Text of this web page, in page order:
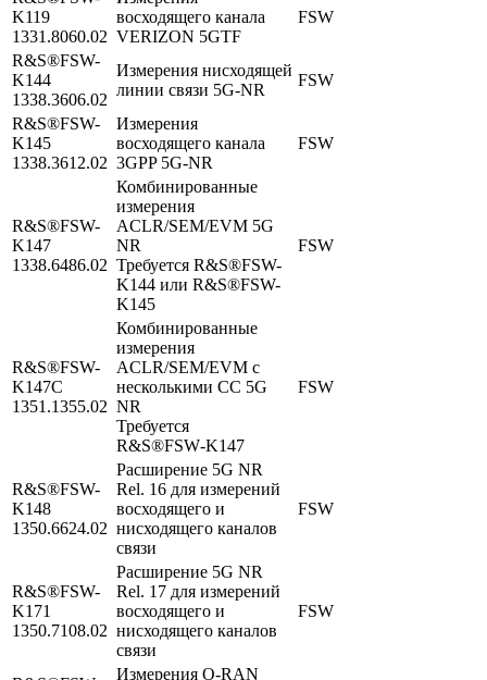
K119
1331.8060.02
восходящего канала
VERIZON 5GTF
FSW
R&S®FSW-
K144
1338.3606.02
Измерения нисходящей
линии связи 5G-NR
FSW
R&S®FSW-
K145
1338.3612.02
Измерения
восходящего канала
3GPP 5G-NR
FSW
R&S®FSW-
K147
1338.6486.02
Комбинированные
измерения
ACLR/SEM/EVM 5G
NR
Требуется R&S®FSW-
K144 или R&S®FSW-
K145
FSW
R&S®FSW-
K147C
1351.1355.02
Комбинированные
измерения
ACLR/SEM/EVM с
несколькими CC 5G
NR
Требуется
R&S®FSW‑K147
FSW
R&S®FSW-
K148
1350.6624.02
Расширение 5G NR
Rel. 16 для измерений
восходящего и
нисходящего каналов
связи
FSW
R&S®FSW-
K171
1350.7108.02
Расширение 5G NR
Rel. 17 для измерений
восходящего и
нисходящего каналов
связи
FSW
Измерения O-RAN